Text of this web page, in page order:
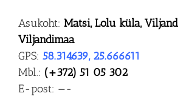
Asukoht: Matsi, Lolu küla,
Viljandimaa
GPS: 58.314639, 25.666611
Mbl.: (+372) 51 05 302
E-post: —-